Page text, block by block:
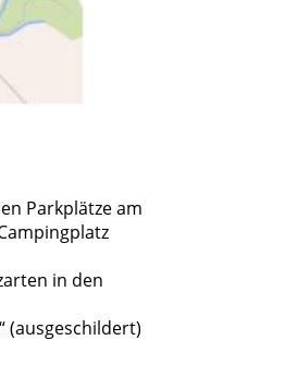
Parkplätze am
in den
(ausgeschildert)